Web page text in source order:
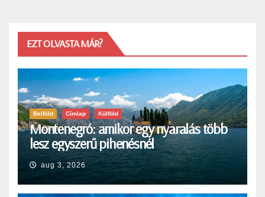
EZT OLVASTA MÁR?
Belföld Címlap Külföld
Montenegró: amikor egy nyaralás több
lesz egyszerű pihenésnél
aug 3, 2026